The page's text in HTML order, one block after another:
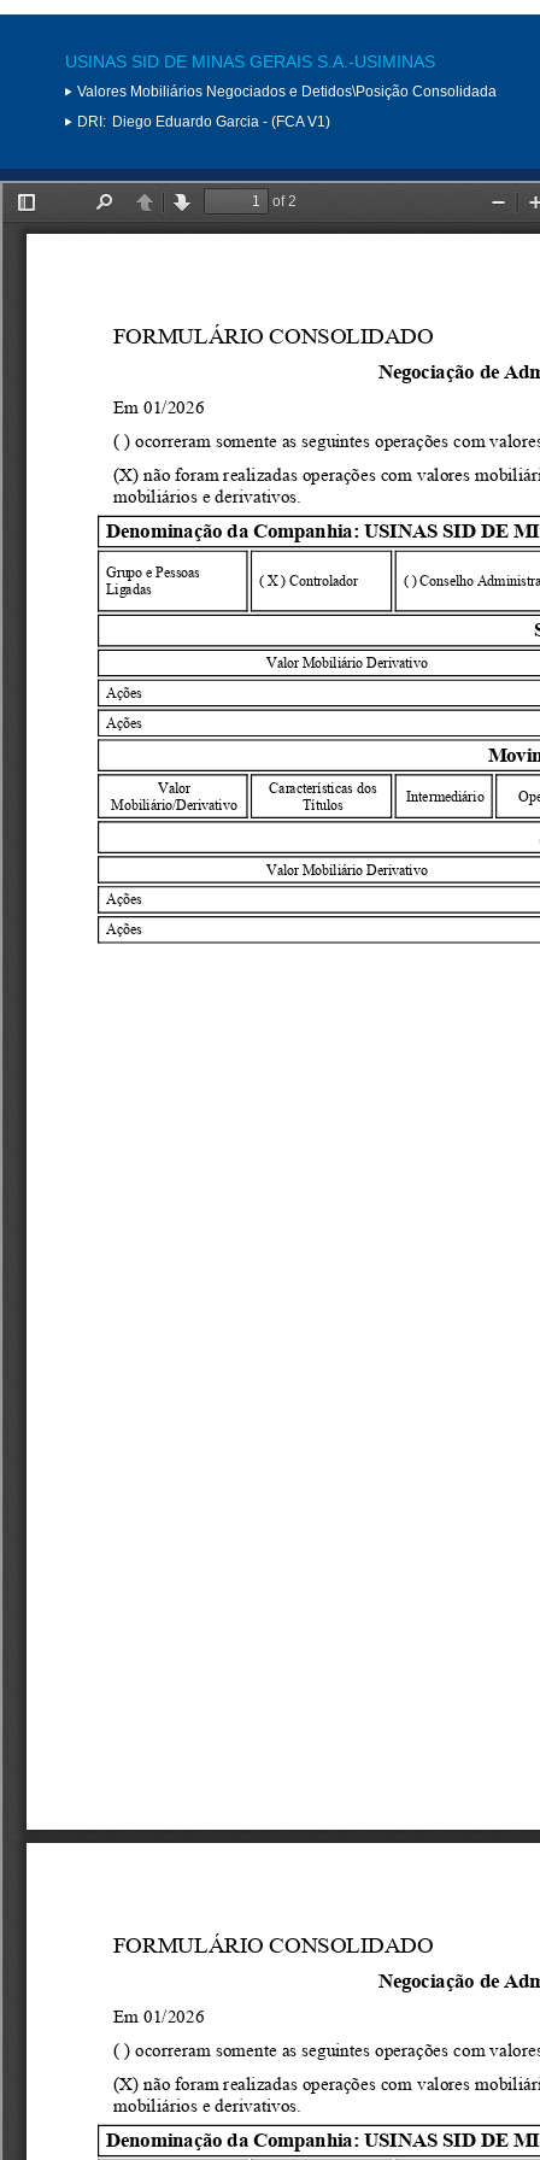
USINAS SID DE MINAS GERAIS S.A.-USIMINAS
Valores Mobiliários Negociados e Detidos\Posição Consolidada
DRI: Diego Eduardo Garcia - (FCA V1)